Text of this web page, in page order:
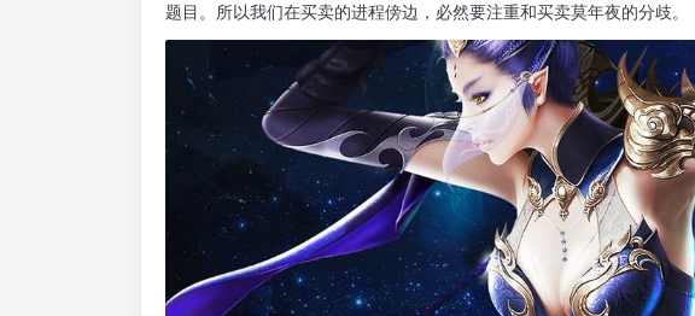
题目。所以我们在买卖的进程傍边，必然要注重和买卖莫年夜的分歧。